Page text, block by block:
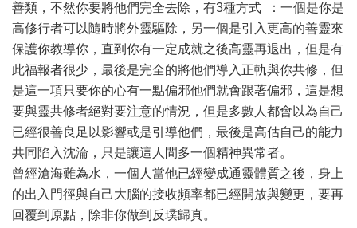
善類，不然你要將他們完全去除，有3種方式 ：一個是你是
高修行者可以隨時將外靈驅除，另一個是引入更高的善靈來
保護你教導你，直到你有一定成就之後高靈再退出，但是有
此福報者很少，最後是完全的將他們導入正軌與你共修，但
是這一項只要你的心有一點偏邪他們就會跟著偏邪，這是想
要與靈共修者絕對要注意的情況，但是多數人都會以為自己
已經很善良足以影響或是引導他們，最後是高估自己的能力
共同陷入沈淪，只是讓這人間多一個精神異常者。
曾經滄海難為水，一個人當他已經變成通靈體質之後，身上
的出入門徑與自己大腦的接收頻率都已經開放與變更，要再
回覆到原點，除非你做到反璞歸真。